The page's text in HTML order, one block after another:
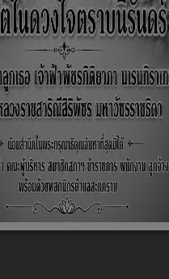
อกสารข้างล่างนี้
ะจำหมู่บ้าน>>ดา
ะ